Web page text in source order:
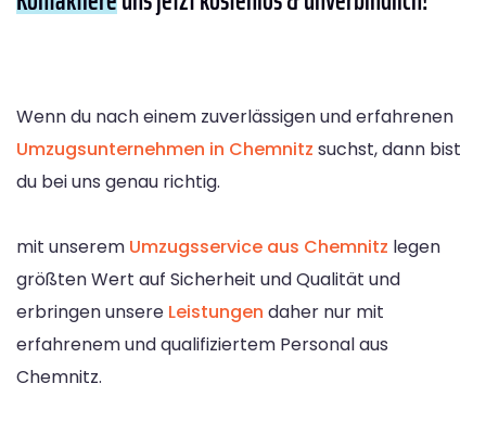
Wenn du nach einem zuverlässigen und erfahrenen
Umzugsunternehmen in Chemnitz suchst, dann bist
du bei uns genau richtig.
mit unserem Umzugsservice aus Chemnitz legen
größten Wert auf Sicherheit und Qualität und
erbringen unsere Leistungen daher nur mit
erfahrenem und qualifiziertem Personal aus
Chemnitz.